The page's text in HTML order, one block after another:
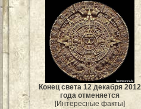
Конец света 12 декабря 2012
года отменяется
[Интересные факты]